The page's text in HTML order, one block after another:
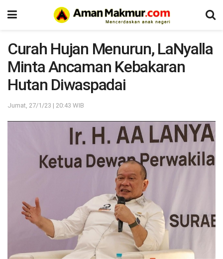
Curah Hujan Menurun, LaNyalla
Minta Ancaman Kebakaran
Hutan Diwaspadai
Jumat, 27/1/23 | 20:43 WIB